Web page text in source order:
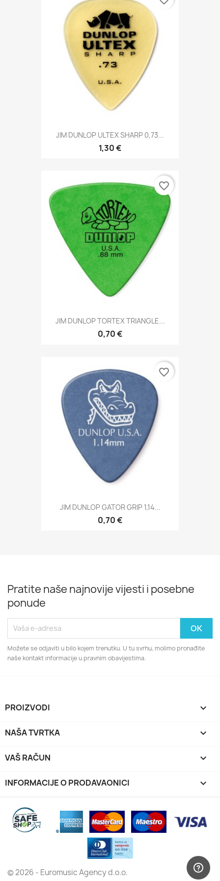
JIM DUNLOP ULTEX SHARP 0,73...
1,30 €
JIM DUNLOP TORTEX TRIANGLE...
0,70 €
favorite_border
JIM DUNLOP GATOR GRIP 1,14...
0,70 €
favorite_border
Pratite naše najnovije vijesti i posebne
ponude
Možete se odjaviti u bilo kojem trenutku. U tu svrhu, molimo pronađite
naše kontakt informacije u pravnim obavijestima.
PROIZVODI 
NAŠA TVRTKA 
VAŠ RAČUN 
INFORMACIJE O PRODAVAONICI keyboard_arrow_down
© 2026 - Euromusic Agency d.o.o.